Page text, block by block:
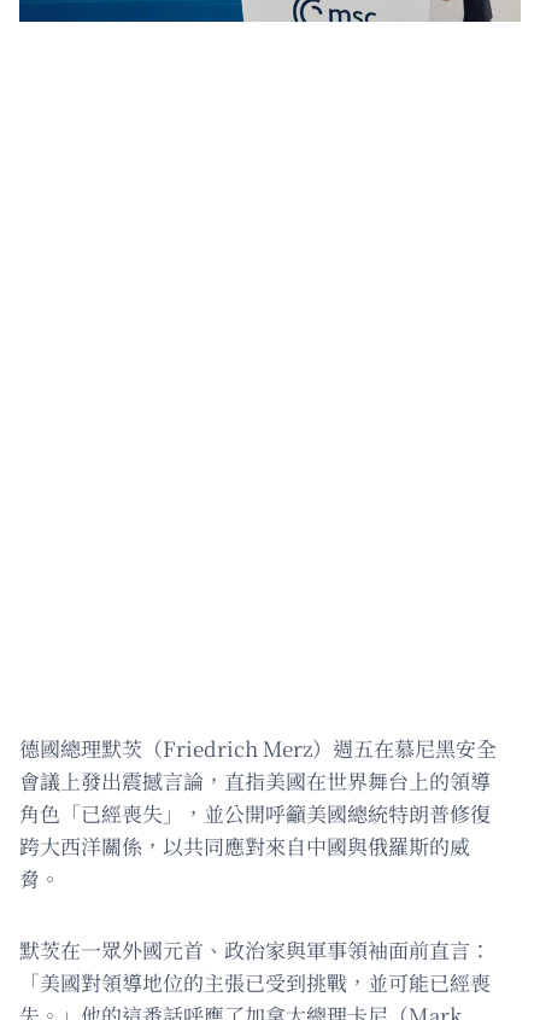
德國總理默茨（Friedrich Merz）週五在慕尼黑安全
會議上發出震撼言論，直指美國在世界舞台上的領導
角色「已經喪失」，並公開呼籲美國總統特朗普修復
跨大西洋關係，以共同應對來自中國與俄羅斯的威
脅。
默茨在一眾外國元首、政治家與軍事領袖面前直言：
「美國對領導地位的主張已受到挑戰，並可能已經喪